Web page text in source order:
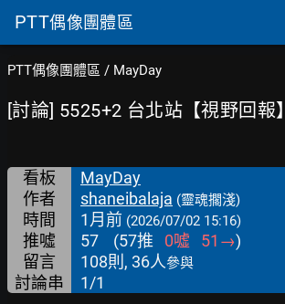
PTT偶像團體區
PTT偶像團體區 / MayDay
[討論] 5525+2 台北站【視野回報】
看板
MayDay
作者
shaneibalaja (靈魂擱淺)
時間 1月前 (2026/07/02 15:16)
推噓 57 (57推 0噓 51 →)
留言
108則, 36人參與
討論串 1/1